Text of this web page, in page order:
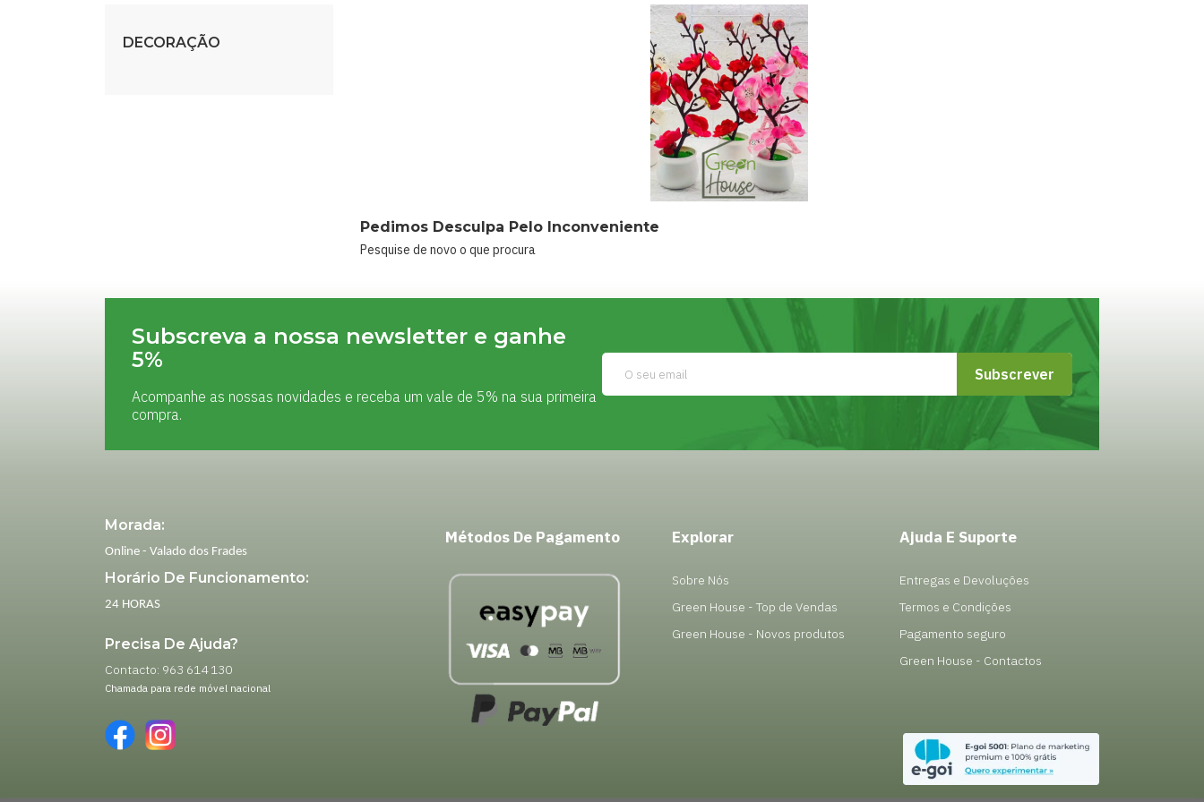
DECORAÇÃO
Pedimos Desculpa Pelo Inconveniente
Pesquise de novo o que procura
Subscreva a nossa newsletter e ganhe
5%
Acompanhe as nossas novidades e receba um vale de 5% na sua primeira
compra.
Morada:
Online - Valado dos Frades
Horário De Funcionamento:
24 HORAS
Precisa De Ajuda?
Contacto: 963 614 130
Chamada para rede móvel nacional
Métodos De Pagamento Explorar
Sobre Nós
Green House - Top de Vendas
Green House - Novos produtos
Ajuda E Suporte
Entregas e Devoluções
Termos e Condições
Pagamento seguro
Green House - Contactos